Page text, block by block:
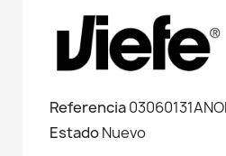
Referencia
EstadoNuevo